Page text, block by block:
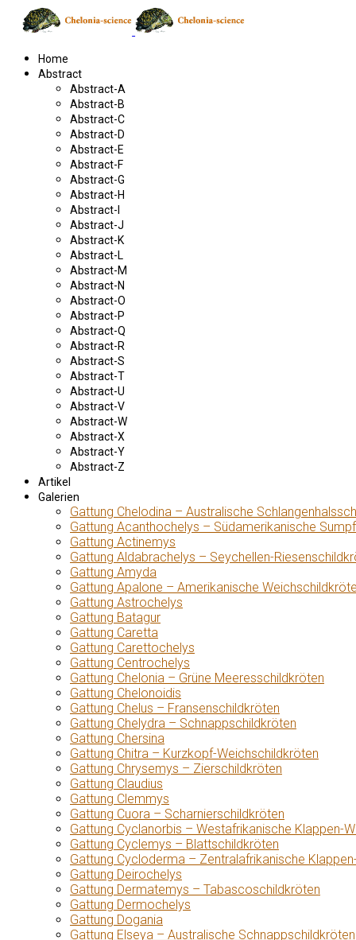
Home
Abstract
Abstract-A
Abstract-B
Abstract-C
Abstract-D
Abstract-E
Abstract-F
Abstract-G
Abstract-H
Abstract-I
Abstract-J
Abstract-K
Abstract-L
Abstract-M
Abstract-N
Abstract-O
Abstract-P
Abstract-Q
Abstract-R
Abstract-S
Abstract-T
Abstract-U
Abstract-V
Abstract-W
Abstract-X
Abstract-Y
Abstract-Z
Artikel
Galerien
Gattung Chelodina – Australische
Gattung Acanthochelys – Südamerikanische
Gattung Actinemys
Gattung Aldabrachelys – Seychellen-
Gattung Amyda
Gattung Apalone – Amerikanische
Gattung Astrochelys
Gattung Batagur
Gattung Caretta
Gattung Carettochelys
Gattung Centrochelys
Gattung Chelonia – Grüne Meeresschildkröten
Gattung Chelonoidis
Gattung Chelus – Fransenschildkröten
Gattung Chelydra – Schnappschildkröten
Gattung Chersina
Gattung Chitra – Kurzkopf-Weichschildkröten
Gattung Chrysemys – Zierschildkröten
Gattung Claudius
Gattung Clemmys
Gattung Cuora – Scharnierschildkröten
Gattung Cyclanorbis – Westafrikanische Klappen-
Gattung Cyclemys – Blattschildkröten
Gattung Cycloderma – Zentralafrikanische
Gattung Deirochelys
Gattung Dermatemys – Tabascoschildkröten
Gattung Dermochelys
Gattung Dogania
Gattung Elseya – Australische Schnappschildkröten